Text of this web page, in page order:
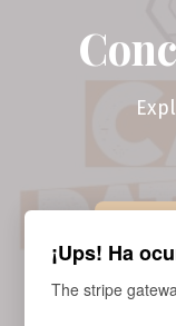
¡Ups! Ha
The stripe